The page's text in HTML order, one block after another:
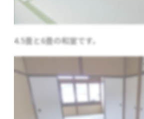
4.5畳と6畳の和室です。